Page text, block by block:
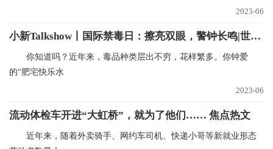
2023-06
小新Talkshow丨国际禁毒日：擦亮双眼，警钟长鸣|世界最新
你知道吗？近年来，毒品种类层出不穷，花样繁多。你钟爱
的“肥宅快乐水
2023-06
流动体检车开进“大虹桥”，就为了他们…… 焦点热文
近年来，随着外卖骑手、网约车司机、快递小哥等新就业形态